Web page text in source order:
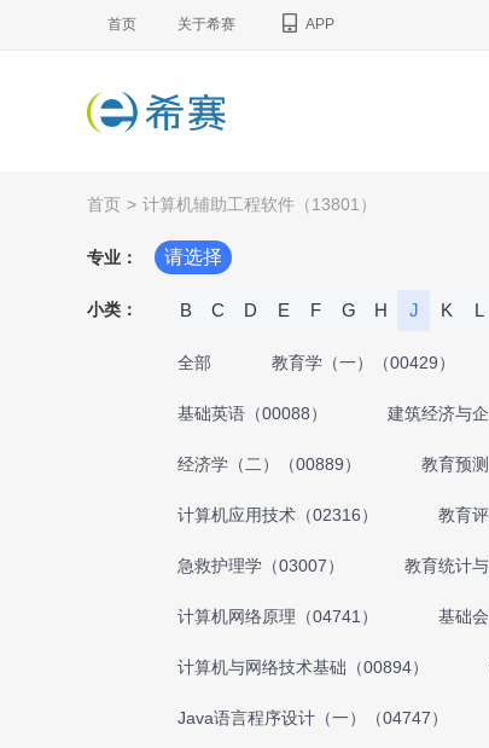
首页 关于希赛 APP
首页 > 计算机辅助工程软件（13801）
专业： 请选择
小类： B C D E F G H J K L
全部 教育学（一）（00429）
基础英语（00088） 建筑经济与
经济学（二）（00889） 教育预
计算机应用技术（02316） 教育
急救护理学（03007） 教育统计
计算机网络原理（04741） 基础
计算机与网络技术基础（00894）
Java语言程序设计（一）（04747）